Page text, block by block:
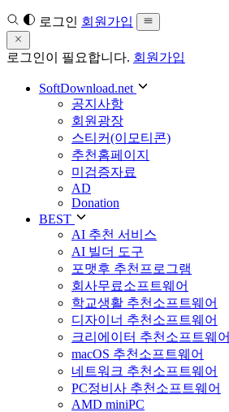
로그인 회원가입
로그인이 필요합니다. 회원가입
SoftDownload.net
공지사항
회원광장
스티커(이모티콘)
추천홈페이지
미검증자료
AD
Donation
BEST
AI 추천 서비스
AI 빌더 도구
포맷후 추천프로그램
회사무료소프트웨어
학교생활 추천소프트웨어
디자이너 추천소프트웨어
크리에이터 추천소프트웨어
macOS 추천소프트웨어
네트워크 추천소프트웨어
PC정비사 추천소프트웨어
AMD miniPC